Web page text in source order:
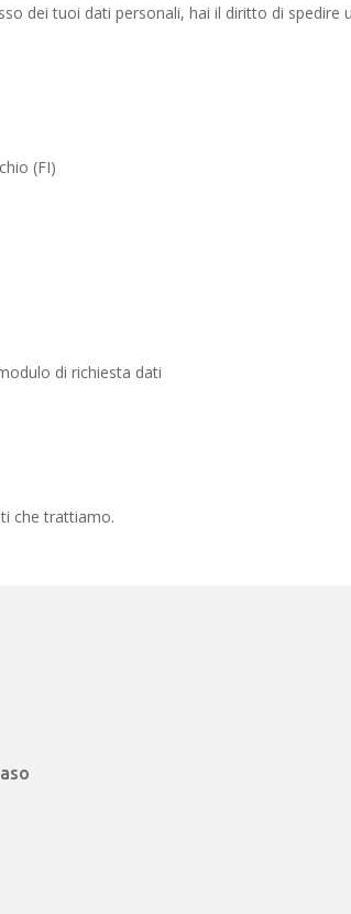
dei tuoi dati personali, hai il diritto di spedire
(FI)
di richiesta dati
che trattiamo.